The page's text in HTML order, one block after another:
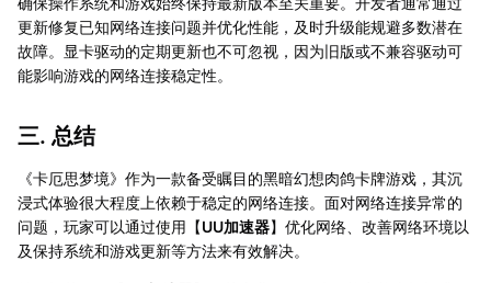
更新修复已知网络连接问题并优化性能，及时升级能规避多数潜在
故障。显卡驱动的定期更新也不可忽视，因为旧版或不兼容驱动可
能影响游戏的网络连接稳定性。
三. 总结
《卡厄思梦境》作为一款备受瞩目的黑暗幻想肉鸽卡牌游戏，其沉
浸式体验很大程度上依赖于稳定的网络连接。面对网络连接异常的
问题，玩家可以通过使用【UU加速器】优化网络、改善网络环境以
及保持系统和游戏更新等方法来有效解决。